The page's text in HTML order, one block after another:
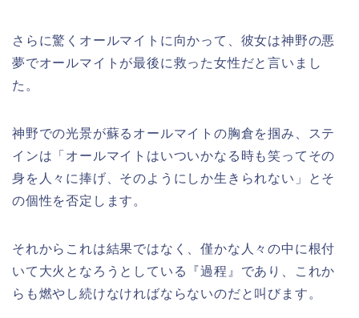
さらに驚くオールマイトに向かって、彼女は神野の悪
夢でオールマイトが最後に救った女性だと言いまし
た。
神野での光景が蘇るオールマイトの胸倉を掴み、ステ
インは「オールマイトはいついかなる時も笑ってその
身を人々に捧げ、そのようにしか生きられない」とそ
の個性を否定します。
それからこれは結果ではなく、僅かな人々の中に根付
いて大火となろうとしている『過程』であり、これか
らも燃やし続けなければならないのだと叫びます。